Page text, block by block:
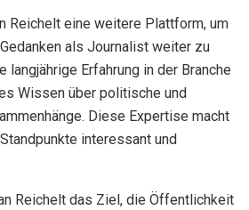
Reichelt eine weitere Plattform, um
als Journalist weiter zu
langjährige Erfahrung in der Branche
Wissen über politische und
Diese Expertise macht
interessant und
Reichelt das Ziel, die Öffentlichkeit